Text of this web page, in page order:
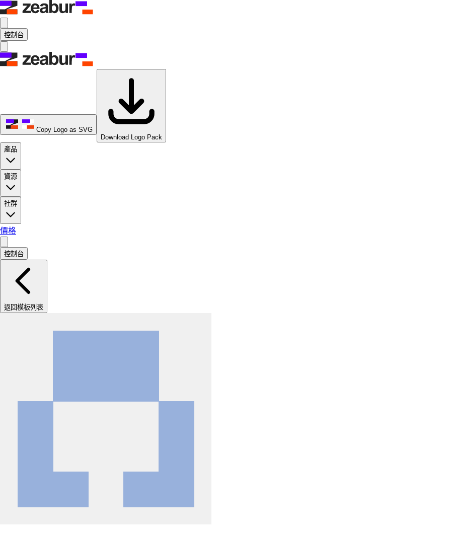
控制台
Copy Logo as SVG
Download Logo Pack
產品
資源
社群
價格
控制台
返回模板列表